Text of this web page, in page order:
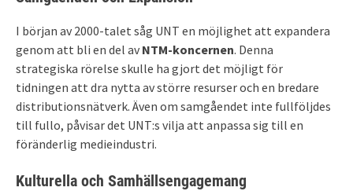
I början av 2000-talet såg UNT en möjlighet att expandera
genom att bli en del av NTM-koncernen. Denna
strategiska rörelse skulle ha gjort det möjligt för
tidningen att dra nytta av större resurser och en bredare
distributionsnätverk. Även om samgåendet inte fullföljdes
till fullo, påvisar det UNT:s vilja att anpassa sig till en
föränderlig medieindustri.
Kulturella och Samhällsengagemang